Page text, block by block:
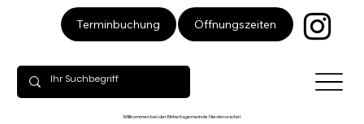
Terminbuchung Öffnungszeiten
Willkommen bei der Einheitsgemeinde Niederorschel